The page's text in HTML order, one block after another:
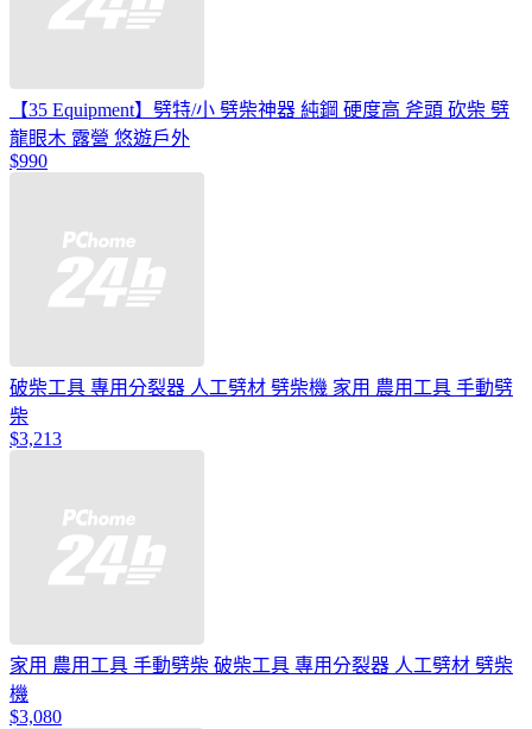
【35 Equipment】劈特/小 劈柴神器 純鋼 硬度高 斧頭 砍柴 劈
龍眼木 露營 悠遊戶外
$990
破柴工具 專用分裂器 人工劈材 劈柴機 家用 農用工具 手動劈
柴
$3,213
家用 農用工具 手動劈柴 破柴工具 專用分裂器 人工劈材 劈柴
機
$3,080